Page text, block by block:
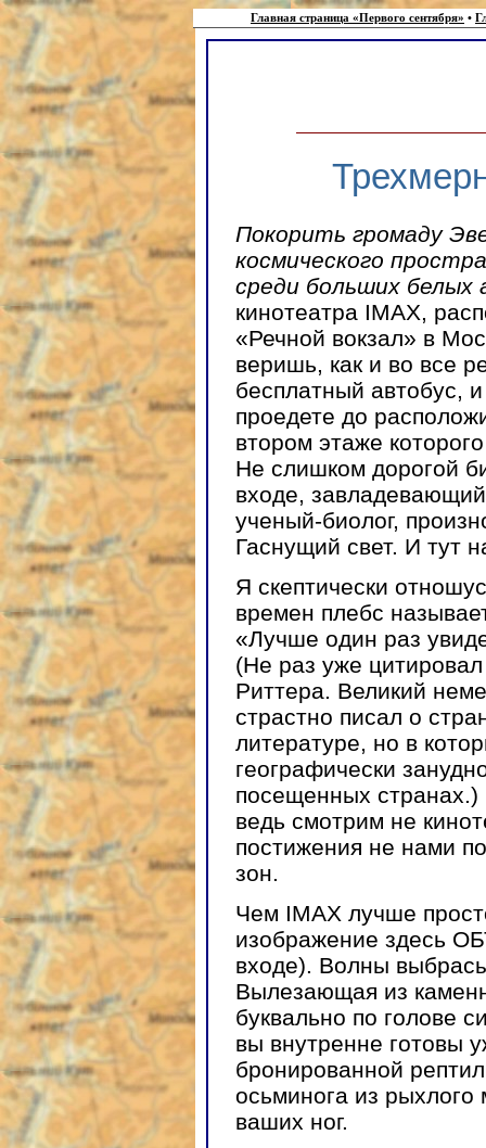
Главная страница «Первого сентября» •
Покорить громаду
космического
среди больших белых
кинотеатра IMAX,
«Речной вокзал» в
веришь, как и во все
бесплатный автобус,
проедете до
втором этаже
Не слишком дорогой
входе,
ученый-биолог,
Гаснущий свет. И тут
Я скептически
времен плебс
«Лучше один раз
(Не раз уже
Риттера. Великий
страстно писал о
литературе, но в
географически
посещенных
ведь смотрим не
постижения не нами
зон.
Чем IMAX лучше
изображение здесь
входе). Волны
Вылезающая из
буквально по голове
вы внутренне готовы
бронированной
осьминога из рыхлого
ваших ног.